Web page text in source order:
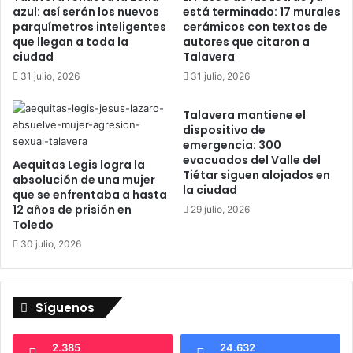
e
s
A
l
f
a
r
e
s
,
P
r
a
d
o
M
a
,
e
p
c
e
n
t
r
o
d
e
l
a
v
d
a
azul: así serán los nuevos
parquímetros inteligentes
que llegan a toda la
ciudad
31 julio, 2026
está terminado: 17 murales
cerámicos con textos de
autores que citaron a
Talavera
31 julio, 2026
Aequitas Legis logra la
absolución de una mujer
que se enfrentaba a hasta
12 años de prisión en
Toledo
30 julio, 2026
Talavera mantiene el
dispositivo de
emergencia: 300
evacuados del Valle del
Tiétar siguen alojados en
la ciudad
29 julio, 2026
Síguenos
2.385 24.632